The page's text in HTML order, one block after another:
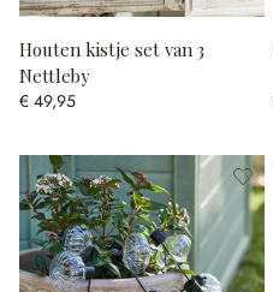
Houten kistje set van 3
Nettleby
€ 49,95